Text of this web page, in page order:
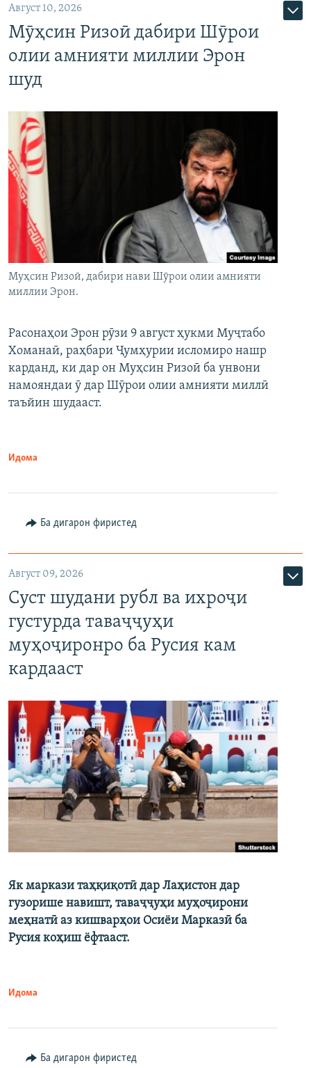
Август 10, 2026
Мӯҳсин Ризоӣ дабири Шӯрои
олии амнияти миллии Эрон
шуд
Муҳсин Ризоӣ, дабири нави Шӯрои олии амнияти
миллии Эрон.
Расонаҳои Эрон рӯзи 9 август ҳукми Муҷтабо
Хоманаӣ, раҳбари Ҷумҳурии исломиро нашр
карданд, ки дар он Муҳсин Ризоӣ ба унвони
намояндаи ӯ дар Шӯрои олии амнияти миллӣ
таъйин шудааст.
Идома
Ба дигарон фиристед
Август 09, 2026
Суст шудани рубл ва ихроҷи
густурда таваҷҷуҳи
муҳоҷиронро ба Русия кам
кардааст
Як маркази таҳқиқотӣ дар Лаҳистон дар
гузорише навишт, таваҷҷуҳи муҳоҷирони
меҳнатӣ аз кишварҳои Осиёи Марказӣ ба
Русия коҳиш ёфтааст.
Идома
Ба дигарон фиристед